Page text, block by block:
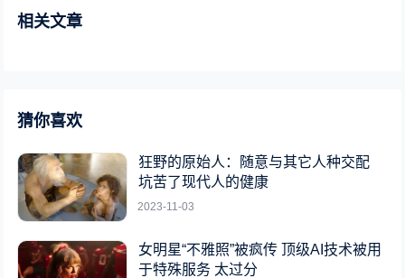
相关文章
猜你喜欢
狂野的原始人：随意与其它人种交配
坑苦了现代人的健康
2023-11-03
女明星“不雅照”被疯传 顶级AI技术被用
于特殊服务 太过分